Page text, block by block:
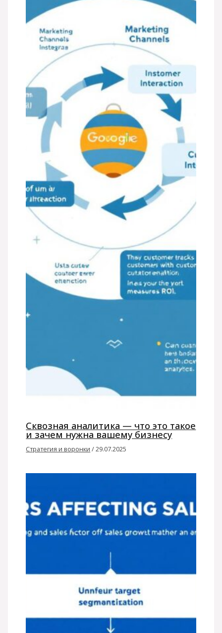
Сквозная аналитика — что это такое
и зачем нужна вашему бизнесу
Стратегия и воронки /29.07.2025